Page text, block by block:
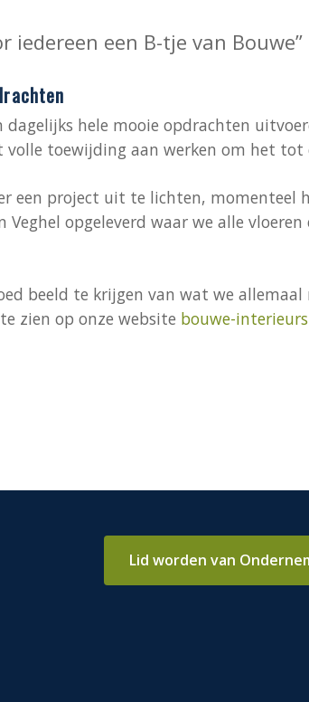
iedereen een B-tje van Bouwe”
dagelijks hele mooie opdrachten
volle toewijding aan werken om het tot
een project uit te lichten, momenteel
Veghel opgeleverd waar we alle
beeld te krijgen van wat we
zien op onze website bouwe-
Lid worden van